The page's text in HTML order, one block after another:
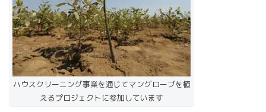
ハウスクリーニング事業を通じてマングローブを植
えるプロジェクトに参加しています